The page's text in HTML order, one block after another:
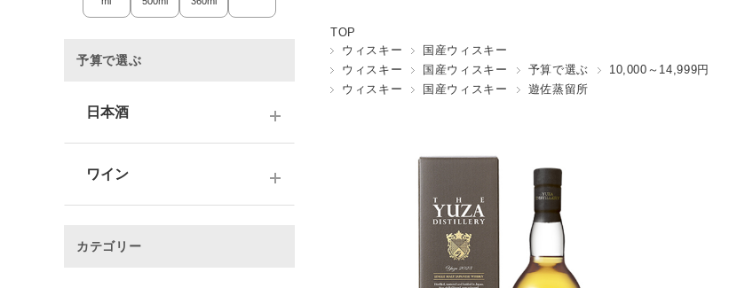
TOP
ウィスキー
国産ウィスキー
ウィスキー
国産ウィスキー 予算で選ぶ
10,000～14,999円
ウィスキー
国産ウィスキー 遊佐蒸留所
予算で選ぶ
日本酒
ワイン
カテゴリー